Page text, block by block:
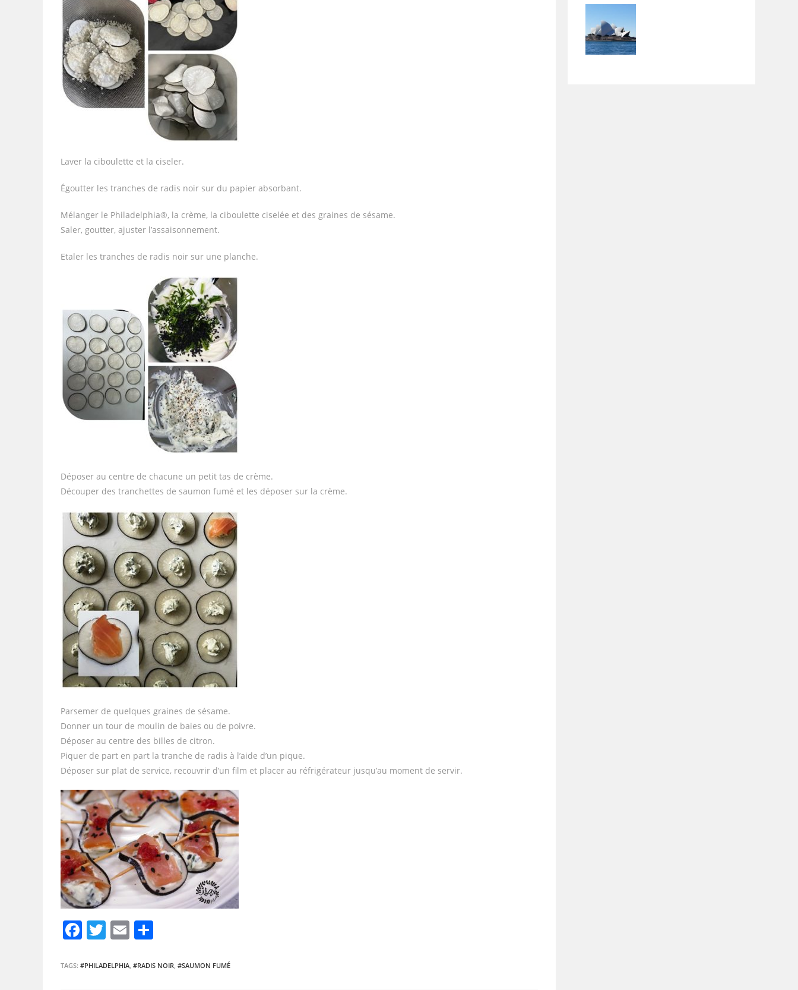
Laver la ciboulette et la ciseler.
Égoutter les tranches de radis noir sur du papier absorbant.
Mélanger le Philadelphia®, la crème, la ciboulette ciselée et des graines de sésame.
Saler, goutter, ajuster l’assaisonnement.
Etaler les tranches de radis noir sur une planche.
Déposer au centre de chacune un petit tas de crème.
Découper des tranchettes de saumon fumé et les déposer sur la crème.
Parsemer de quelques graines de sésame.
Donner un tour de moulin de baies ou de poivre.
Déposer au centre des billes de citron.
Piquer de part en part la tranche de radis à l’aide d’un pique.
Déposer sur plat de service, recouvrir d’un film et placer au réfrigérateur jusqu’au moment de servir.
F
c
T
itt
E
ai ta
TAGS: #PHILADELPHIA, #RADIS NOIR, #SAUMON FUMÉ